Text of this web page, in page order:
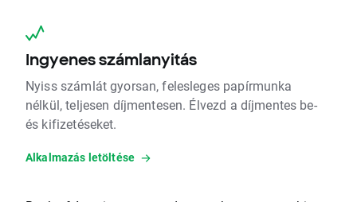
Ingyenes számlanyitás
Nyiss számlát gyorsan, felesleges papírmunka
nélkül, teljesen díjmentesen. Élvezd a díjmentes be-
és kifizetéseket.
Alkalmazás letöltése